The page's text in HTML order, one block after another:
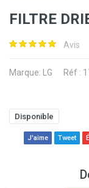
FILTRE
Avis
Marque: LG Réf :
Disponible
J'aime Tweet